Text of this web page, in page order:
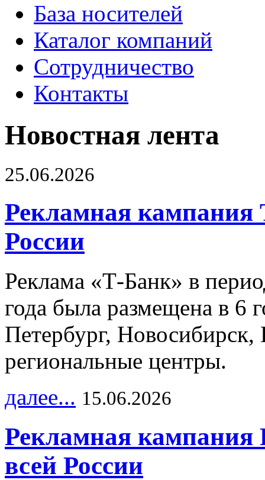
База носителей
Каталог компаний
Сотрудничество
Контакты
Новостная лента
25.06.2026
Рекламная кампания
России
Реклама «Т-Банк» в
года была размещена в 6
Петербург,
региональные центры.
далее... 15.06.2026
Рекламная
всей России